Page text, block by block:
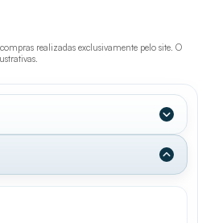
realizadas exclusivamente pelo site. O